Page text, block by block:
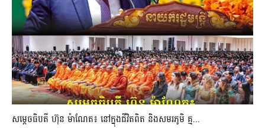
សម្តេចធិបតី ហ៊ុន ម៉ាណែត៖ នៅក្នុងជីវិតពិត និងសមរភូមិ គ្ម...